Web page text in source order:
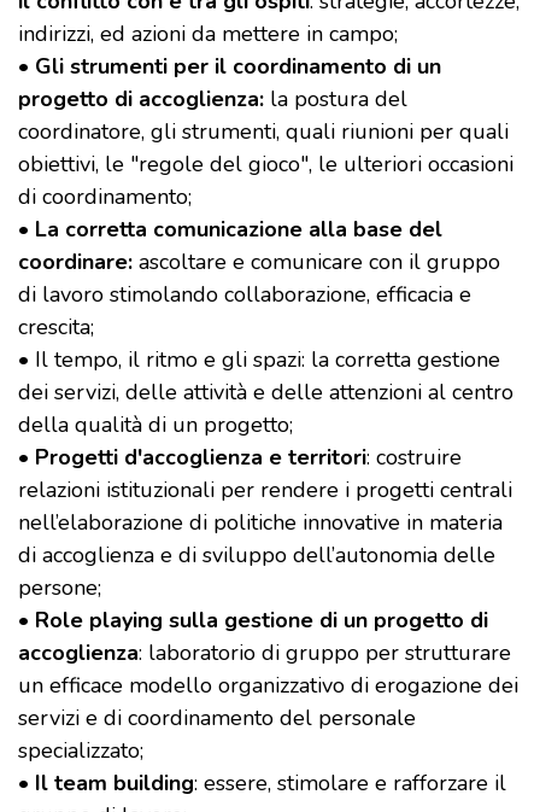
indirizzi, ed azioni da mettere in campo;
• Gli strumenti per il coordinamento di un
progetto di accoglienza: la postura del
coordinatore, gli strumenti, quali riunioni per quali
obiettivi, le "regole del gioco", le ulteriori occasioni
di coordinamento;
• La corretta comunicazione alla base del
coordinare: ascoltare e comunicare con il gruppo
di lavoro stimolando collaborazione, efficacia e
crescita;
• Il tempo, il ritmo e gli spazi: la corretta gestione
dei servizi, delle attività e delle attenzioni al centro
della qualità di un progetto;
• Progetti d'accoglienza e territori: costruire
relazioni istituzionali per rendere i progetti centrali
nell’elaborazione di politiche innovative in materia
di accoglienza e di sviluppo dell’autonomia delle
persone;
• Role playing sulla gestione di un progetto di
accoglienza: laboratorio di gruppo per strutturare
un efficace modello organizzativo di erogazione dei
servizi e di coordinamento del personale
specializzato;
• Il team building: essere, stimolare e rafforzare il